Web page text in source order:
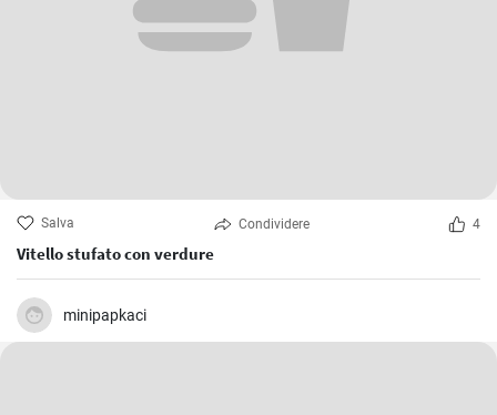
Salva Condividere 4
Vitello stufato con verdure
minipapkaci